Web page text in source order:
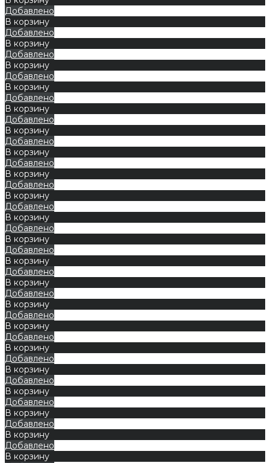
Добавлено
В корзину
Добавлено
В корзину
Добавлено
В корзину
Добавлено
В корзину
Добавлено
В корзину
Добавлено
В корзину
Добавлено
В корзину
Добавлено
В корзину
Добавлено
В корзину
Добавлено
В корзину
Добавлено
В корзину
Добавлено
В корзину
Добавлено
В корзину
Добавлено
В корзину
Добавлено
В корзину
Добавлено
В корзину
Добавлено
В корзину
Добавлено
В корзину
Добавлено
В корзину
Добавлено
В корзину
Добавлено
В корзину